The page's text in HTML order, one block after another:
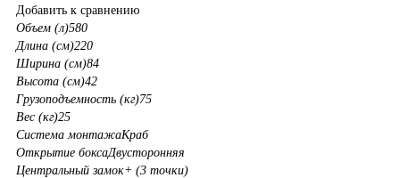
Добавить к сравнению
Объем (л)580
Длина (см)220
Ширина (см)84
Высота (см)42
Грузоподъемность (кг)75
Вес (кг)25
Система монтажаКраб
Открытие боксаДвусторонняя
Центральный замок+ (3 точки)